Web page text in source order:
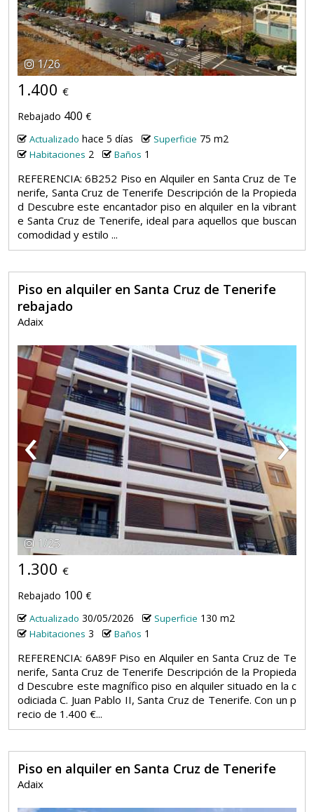
1/26
1.400 €
Rebajado 400 €
Actualizado hace 5 días Superficie 75 m2
Habitaciones 2 Baños 1
REFERENCIA: 6B252 Piso en Alquiler en Santa Cruz de Te
nerife, Santa Cruz de Tenerife Descripción de la Propieda
d Descubre este encantador piso en alquiler en la vibrant
e Santa Cruz de Tenerife, ideal para aquellos que buscan
comodidad y estilo ...
Piso en alquiler en Santa Cruz de Tenerife
rebajado
Adaix
‹ ›
1/25
1.300 €
Rebajado 100 €
Actualizado 30/05/2026 Superficie 130 m2
Habitaciones 3 Baños 1
REFERENCIA: 6A89F Piso en Alquiler en Santa Cruz de Te
nerife, Santa Cruz de Tenerife Descripción de la Propieda
d Descubre este magnífico piso en alquiler situado en la c
odiciada C. Juan Pablo II, Santa Cruz de Tenerife. Con un p
recio de 1.400 €...
Piso en alquiler en Santa Cruz de Tenerife
Adaix